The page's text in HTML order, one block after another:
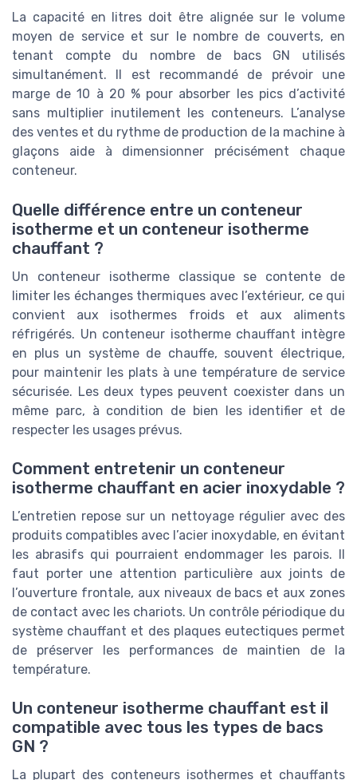
La capacité en litres doit être alignée sur le volume
moyen de service et sur le nombre de couverts, en
tenant compte du nombre de bacs GN utilisés
simultanément. Il est recommandé de prévoir une
marge de 10 à 20 % pour absorber les pics d’activité
sans multiplier inutilement les conteneurs. L’analyse
des ventes et du rythme de production de la machine à
glaçons aide à dimensionner précisément chaque
conteneur.
Quelle différence entre un conteneur
isotherme et un conteneur isotherme
chauffant ?
Un conteneur isotherme classique se contente de
limiter les échanges thermiques avec l’extérieur, ce qui
convient aux isothermes froids et aux aliments
réfrigérés. Un conteneur isotherme chauffant intègre
en plus un système de chauffe, souvent électrique,
pour maintenir les plats à une température de service
sécurisée. Les deux types peuvent coexister dans un
même parc, à condition de bien les identifier et de
respecter les usages prévus.
Comment entretenir un conteneur
isotherme chauffant en acier inoxydable ?
L’entretien repose sur un nettoyage régulier avec des
produits compatibles avec l’acier inoxydable, en évitant
les abrasifs qui pourraient endommager les parois. Il
faut porter une attention particulière aux joints de
l’ouverture frontale, aux niveaux de bacs et aux zones
de contact avec les chariots. Un contrôle périodique du
système chauffant et des plaques eutectiques permet
de préserver les performances de maintien de la
température.
Un conteneur isotherme chauffant est il
compatible avec tous les types de bacs
GN ?
La plupart des conteneurs isothermes et chauffants